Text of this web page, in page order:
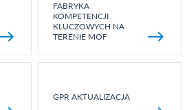
FABRYKA
KOMPETENCJI
KLUCZOWYCH NA
TERENIE MOF
GPR AKTUALIZACJA